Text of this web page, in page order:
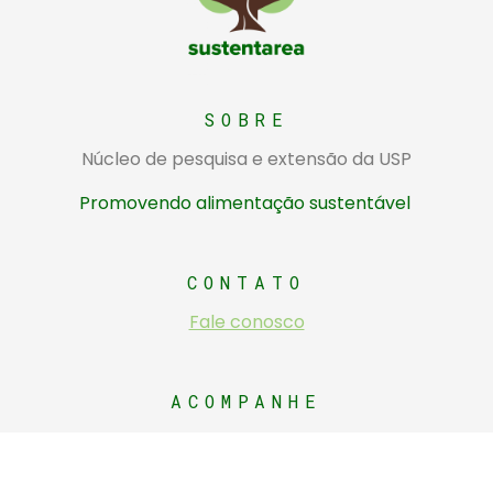
SOBRE
Núcleo de pesquisa e extensão da USP
Promovendo alimentação sustentável
CONTATO
Fale conosco
ACOMPANHE